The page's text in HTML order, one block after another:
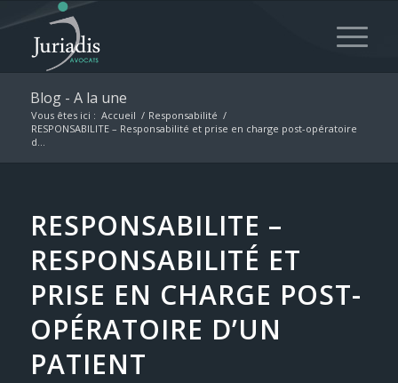
Blog - A la une
Vous êtes ici : Accueil / Responsabilité /
RESPONSABILITE – Responsabilité et prise en charge post-opératoire
d...
RESPONSABILITE –
RESPONSABILITÉ ET
PRISE EN CHARGE POST-
OPÉRATOIRE D’UN
PATIENT